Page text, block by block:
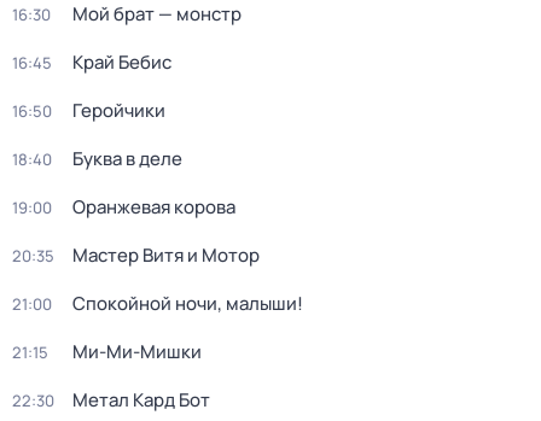
16:30 Мой брат — монстр
16:45 Край Бебис
16:50 Геройчики
18:40 Буква в деле
19:00 Оранжевая корова
20:35 Мастер Витя и Мотор
21:00 Спокойной ночи, малыши!
21:15 Ми-Ми-Мишки
22:30 Метал Кард Бот